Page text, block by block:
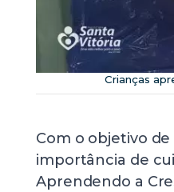
Crianças
Com o objetivo
importância de
Aprendendo a